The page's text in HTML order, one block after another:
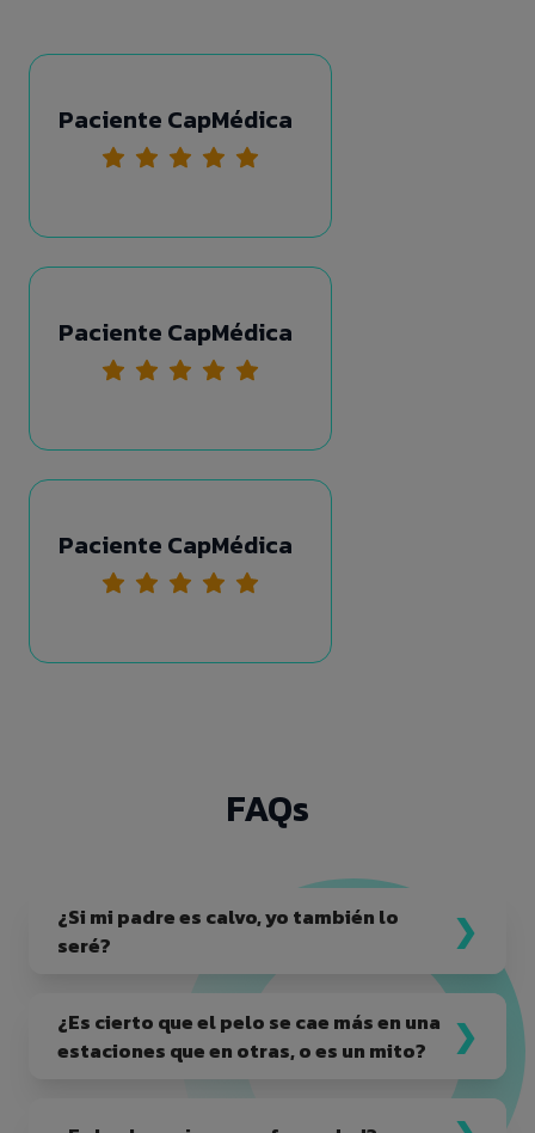
Paciente CapMédica
Paciente CapMédica
Paciente CapMédica
FAQs
¿Si mi padre es calvo, yo también lo
seré?
¿Es cierto que el pelo se cae más en una
estaciones que en otras, o es un mito?